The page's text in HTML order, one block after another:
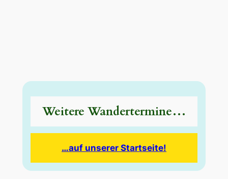
Weitere Wandertermine…
…auf unserer Startseite!